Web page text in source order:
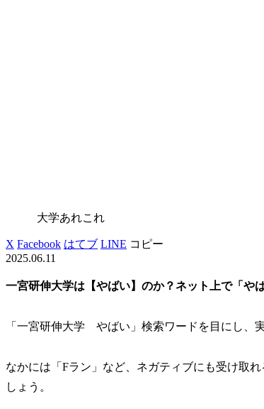
大学あれこれ
X Facebook はてブ LINE コピー
2025.06.11
一宮研伸大学は【やばい】のか？ネット上で「や
「一宮研伸大学 やばい」検索ワードを目にし、
なかには「Fラン」など、ネガティブにも受け取
しょう。